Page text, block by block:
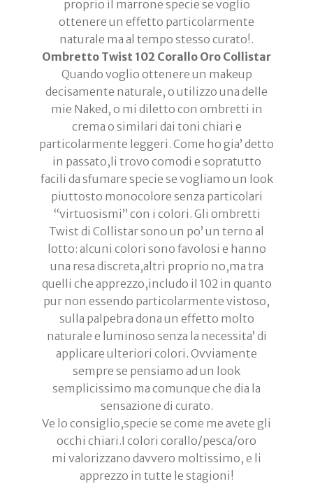
proprio il marrone specie se voglio
ottenere un effetto particolarmente
naturale ma al tempo stesso curato!.
Ombretto Twist 102 Corallo Oro Collistar
Quando voglio ottenere un makeup
decisamente naturale, o utilizzo una delle
mie Naked, o mi diletto con ombretti in
crema o similari dai toni chiari e
particolarmente leggeri. Come ho gia’ detto
in passato,li trovo comodi e sopratutto
facili da sfumare specie se vogliamo un look
piuttosto monocolore senza particolari
“virtuosismi” con i colori. Gli ombretti
Twist di Collistar sono un po’ un terno al
lotto: alcuni colori sono favolosi e hanno
una resa discreta,altri proprio no,ma tra
quelli che apprezzo,includo il 102 in quanto
pur non essendo particolarmente vistoso,
sulla palpebra dona un effetto molto
naturale e luminoso senza la necessita’ di
applicare ulteriori colori. Ovviamente
sempre se pensiamo ad un look
semplicissimo ma comunque che dia la
sensazione di curato.
Ve lo consiglio,specie se come me avete gli
occhi chiari.I colori corallo/pesca/oro
mi valorizzano davvero moltissimo, e li
apprezzo in tutte le stagioni!